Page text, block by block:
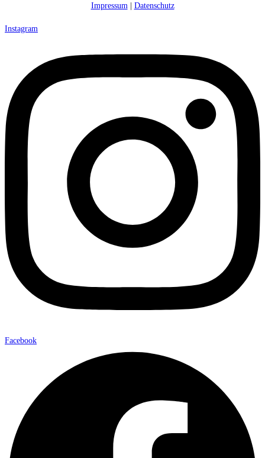
Impressum Datenschutz
Instagram
Facebook